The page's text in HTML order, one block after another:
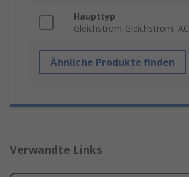
Haupttyp
Gleichstrom-Gleichstrom, AC
Ähnliche Produkte finden
Verwandte Links